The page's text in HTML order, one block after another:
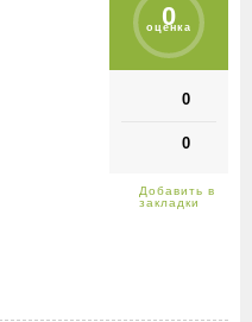
0
оценка
0
0